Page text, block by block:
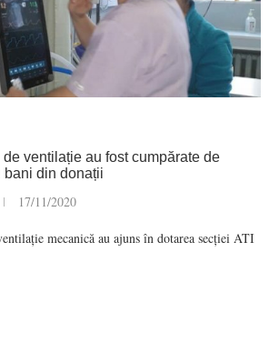
ventilație au fost cumpărate de
bani din donații
17/11/2020
mecanică au ajuns în dotarea secției ATI